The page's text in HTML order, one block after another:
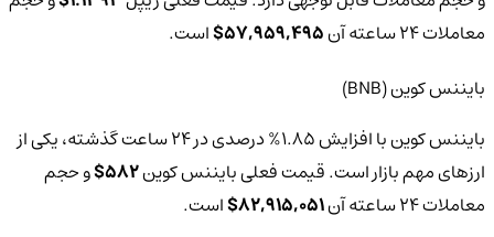
معاملات 24 ساعته آن
57,959,495$ است.
بایننس کوین (BNB)
بایننس کوین با افزایش 1.85% درصدی در 24 ساعت گذشته، یکی از
ارزهای مهم بازار است. قیمت فعلی بایننس کوین582$ و حجم
معاملات 24 ساعته آن
82,915,051$ است.